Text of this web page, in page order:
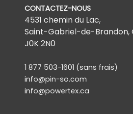
CONTACTEZ-NOUS
4531 chemin du Lac,
Saint-Gabriel-de-Brandon,
J0K 2N0
1 877 503-1601 (sans frais)
info@pin-so.com
info@powertex.ca